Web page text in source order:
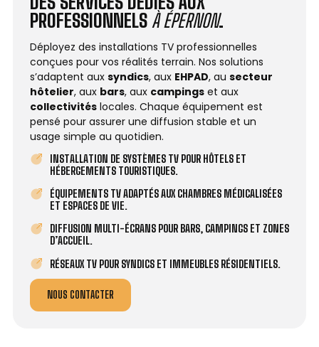
PROFESSIONNELS À ÉPERNON.
Déployez des installations TV professionnelles
conçues pour vos réalités terrain. Nos solutions
s’adaptent aux syndics, aux EHPAD, au secteur
hôtelier, aux bars, aux campings et aux
collectivités locales. Chaque équipement est
pensé pour assurer une diffusion stable et un
usage simple au quotidien.
INSTALLATION DE SYSTÈMES TV POUR HÔTELS ET
HÉBERGEMENTS TOURISTIQUES.
ÉQUIPEMENTS TV ADAPTÉS AUX CHAMBRES MÉDICALISÉES
ET ESPACES DE VIE.
DIFFUSION MULTI-ÉCRANS POUR BARS, CAMPINGS ET ZONES
D’ACCUEIL.
RÉSEAUX TV POUR SYNDICS ET IMMEUBLES RÉSIDENTIELS.
NOUS CONTACTER